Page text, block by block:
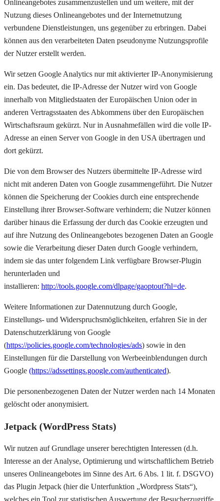
Onlineangebotes zusammenzustellen und um weitere, mit der
Nutzung dieses Onlineangebotes und der Internetnutzung
verbundene Dienstleistungen, uns gegenüber zu erbringen. Dabei
können aus den verarbeiteten Daten pseudonyme Nutzungsprofile
der Nutzer erstellt werden.
Wir setzen Google Analytics nur mit aktivierter IP-Anonymisierung
ein. Das bedeutet, die IP-Adresse der Nutzer wird von Google
innerhalb von Mitgliedstaaten der Europäischen Union oder in
anderen Vertragsstaaten des Abkommens über den Europäischen
Wirtschaftsraum gekürzt. Nur in Ausnahmefällen wird die volle IP-
Adresse an einen Server von Google in den USA übertragen und
dort gekürzt.
Die von dem Browser des Nutzers übermittelte IP-Adresse wird
nicht mit anderen Daten von Google zusammengeführt. Die Nutzer
können die Speicherung der Cookies durch eine entsprechende
Einstellung ihrer Browser-Software verhindern; die Nutzer können
darüber hinaus die Erfassung der durch das Cookie erzeugten und
auf ihre Nutzung des Onlineangebotes bezogenen Daten an Google
sowie die Verarbeitung dieser Daten durch Google verhindern,
indem sie das unter folgendem Link verfügbare Browser-Plugin
herunterladen und
installieren: http://tools.google.com/dlpage/gaoptout?hl=de.
Weitere Informationen zur Datennutzung durch Google,
Einstellungs- und Widerspruchsmöglichkeiten, erfahren Sie in der
Datenschutzerklärung von Google
(https://policies.google.com/technologies/ads) sowie in den
Einstellungen für die Darstellung von Werbeeinblendungen durch
Google (https://adssettings.google.com/authenticated).
Die personenbezogenen Daten der Nutzer werden nach 14 Monaten
gelöscht oder anonymisiert.
Jetpack (WordPress Stats)
Wir nutzen auf Grundlage unserer berechtigten Interessen (d.h.
Interesse an der Analyse, Optimierung und wirtschaftlichem Betrieb
unseres Onlineangebotes im Sinne des Art. 6 Abs. 1 lit. f. DSGVO)
das Plugin Jetpack (hier die Unterfunktion „Wordpress Stats“),
welches ein Tool zur statistischen Auswertung der Besucherzugriffe